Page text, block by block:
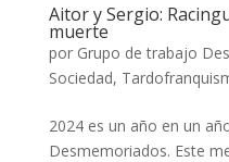
Aitor y Sergio:
muerte
por Grupo de trabajo
Sociedad,
2024 es un año en un
Desmemoriados. Este